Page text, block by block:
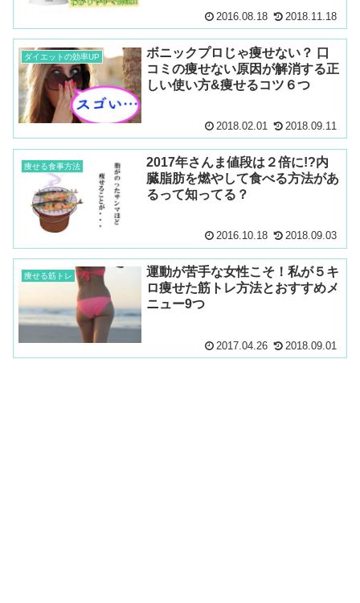
2016.08.18 2018.11.18
ダイエットの効率UP
ボニックプロじゃ痩せない？ 口
コミの痩せない原因が解消する正
しい使い方&痩せるコツ６つ
2018.02.01 2018.09.11
痩せる食事方法
2017年さんま値段は２倍に!?内
臓脂肪を燃やして食べる方法があ
るって知ってる？
2016.10.18 2018.09.03
痩せる筋トレ
運動が苦手な女性こそ！私が５キ
ロ痩せた筋トレ方法とおすすめメ
ニュー9つ
2017.04.26 2018.09.01